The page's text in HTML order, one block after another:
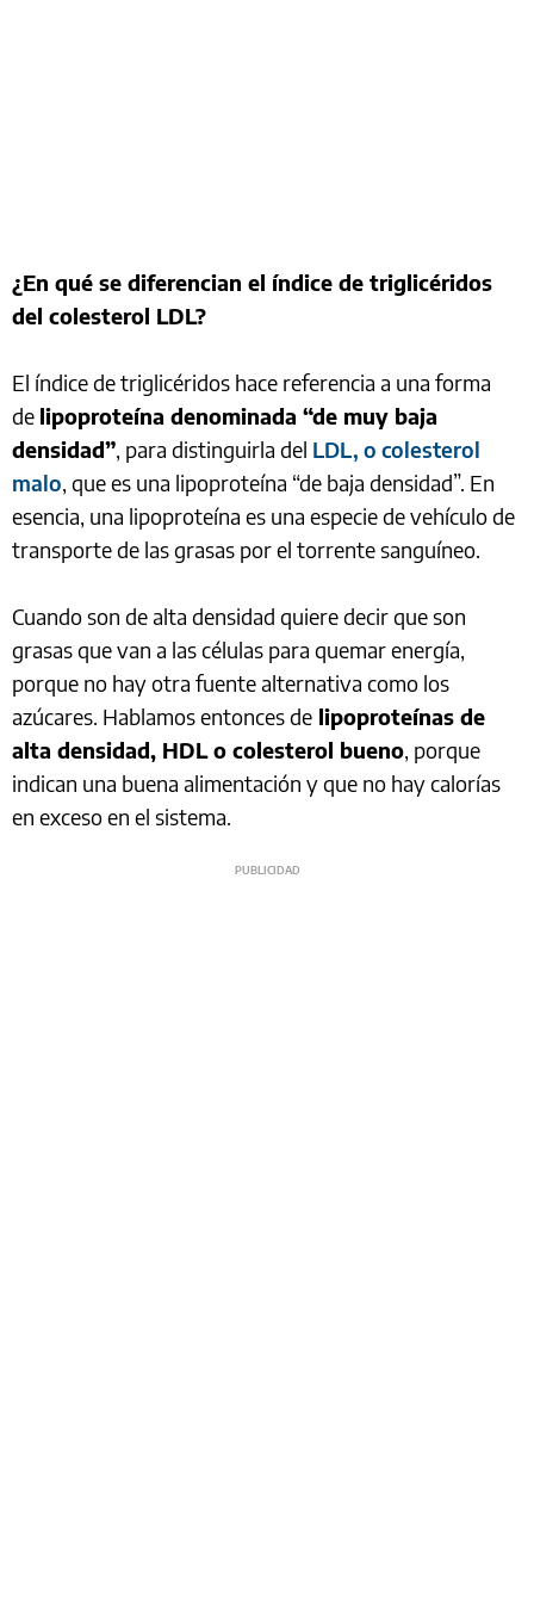
¿En qué se diferencian el índice de triglicéridos
del colesterol LDL?
El índice de triglicéridos hace referencia a una forma
de lipoproteína denominada “de muy baja
densidad”, para distinguirla del LDL, o colesterol
malo, que es una lipoproteína “de baja densidad”. En
esencia, una lipoproteína es una especie de vehículo de
transporte de las grasas por el torrente sanguíneo.
Cuando son de alta densidad quiere decir que son
grasas que van a las células para quemar energía,
porque no hay otra fuente alternativa como los
azúcares. Hablamos entonces de lipoproteínas de
alta densidad, HDL o colesterol bueno, porque
indican una buena alimentación y que no hay calorías
en exceso en el sistema.